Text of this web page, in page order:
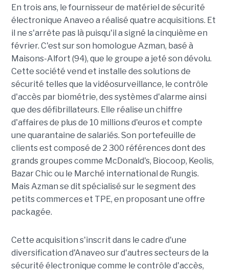
En trois ans, le fournisseur de matériel de sécurité
électronique Anaveo a réalisé quatre acquisitions. Et
il ne s'arrête pas là puisqu'il a signé la cinquième en
février. C'est sur son homologue Azman, basé à
Maisons-Alfort (94), que le groupe a jeté son dévolu.
Cette société vend et installe des solutions de
sécurité telles que la vidéosurveillance, le contrôle
d'accès par biométrie, des systèmes d'alarme ainsi
que des défibrillateurs. Elle réalise un chiffre
d'affaires de plus de 10 millions d'euros et compte
une quarantaine de salariés. Son portefeuille de
clients est composé de 2 300 références dont des
grands groupes comme McDonald's, Biocoop, Keolis,
Bazar Chic ou le Marché international de Rungis.
Mais Azman se dit spécialisé sur le segment des
petits commerces et TPE, en proposant une offre
packagée.
Cette acquisition s'inscrit dans le cadre d'une
diversification d'Anaveo sur d'autres secteurs de la
sécurité électronique comme le contrôle d'accès,